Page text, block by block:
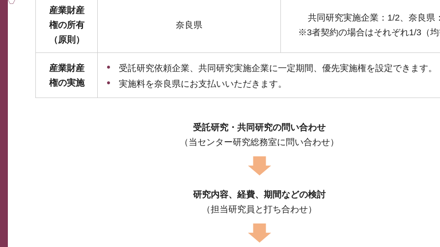
産業財産
権の所有
（原則）
奈良県
共同研究実施企業：1/2、奈良県
※3者契約の場合はそれぞれ1/3（均
産業財産
権の実施
受託研究依頼企業、共同研究実施企業に一定期間、優先実施権を設定できます。
実施料を奈良県にお支払いいただきます。
受託研究・共同研究の問い合わせ
（当センター研究総務室に問い合わせ）
研究内容、経費、期間などの検討
（担当研究員と打ち合わせ）